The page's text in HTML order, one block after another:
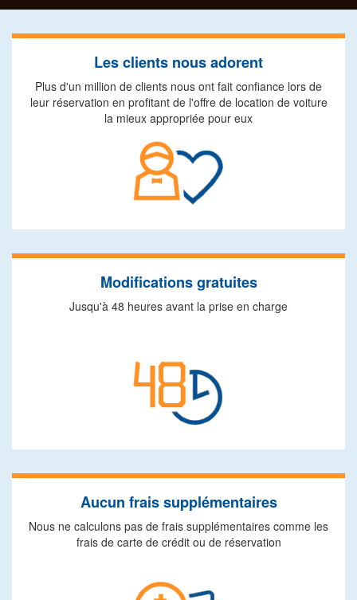
Les clients nous adorent
Plus d'un million de clients nous ont fait confiance lors de
leur réservation en profitant de l'offre de location de voiture
la mieux appropriée pour eux
Modifications gratuites
Jusqu'à 48 heures avant la prise en charge
Aucun frais supplémentaires
Nous ne calculons pas de frais supplémentaires comme les
frais de carte de crédit ou de réservation